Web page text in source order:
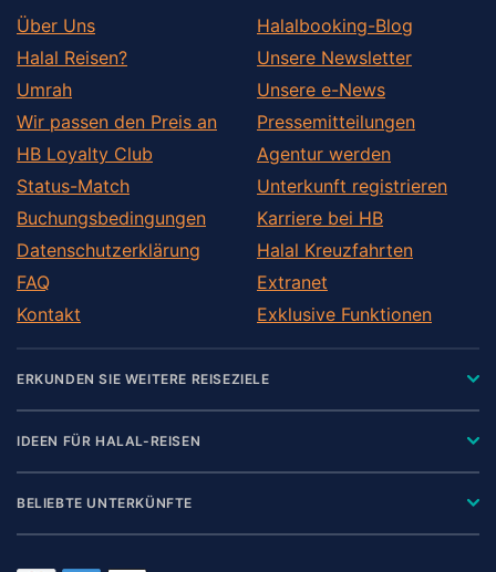
Über Uns
Halal Reisen?
Umrah
Wir passen den Preis an
HB Loyalty Club
Status-Match
Buchungsbedingungen
Datenschutzerklärung
FAQ
Kontakt
Halalbooking-Blog
Unsere Newsletter
Unsere e-News
Pressemitteilungen
Agentur werden
Unterkunft registrieren
Karriere bei HB
Halal Kreuzfahrten
Extranet
Exklusive Funktionen
ERKUNDEN SIE WEITERE REISEZIELE
IDEEN FÜR HALAL-REISEN
BELIEBTE UNTERKÜNFTE